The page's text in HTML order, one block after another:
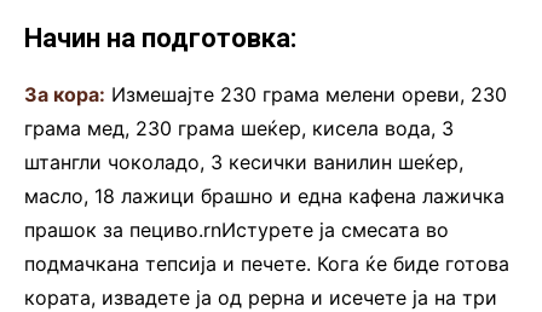
Начин на подготовка:
За кора: Измешајте 230 грама мелени ореви, 230
грама мед, 230 грама шеќер, кисела вода, 3
штангли чоколадо, 3 кесички ванилин шеќер,
масло, 18 лажици брашно и една кафена лажичка
прашок за пециво.rnИстурете ја смесата во
подмачкана тепсија и печете. Кога ќе биде готова
кората, извадете ја од рерна и исечете ја на три